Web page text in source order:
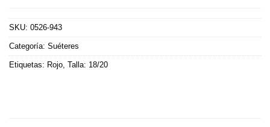
SKU: 0526-943
Categoría: Suéteres
Etiquetas: Rojo Talla: 18/20